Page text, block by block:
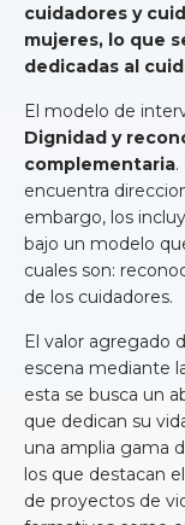
cuidadores y
mujeres, lo que
dedicadas al
El modelo de
Dignidad y
complementaria
encuentra
embargo, los
bajo un modelo
cuales son:
de los cuidadores.
El valor agregado
escena mediante
esta se busca un
que dedican su
una amplia gama
los que destacan
de proyectos de